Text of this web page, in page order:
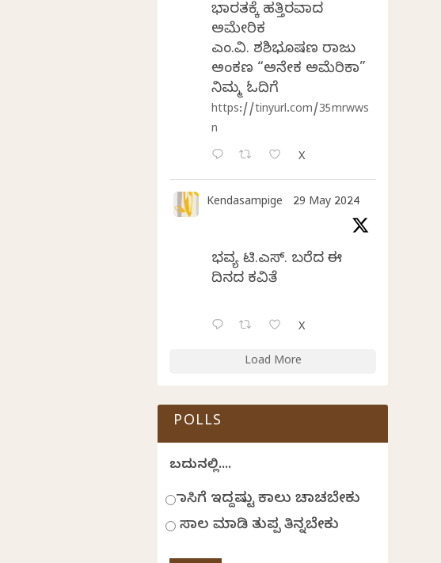
ಭಾರತಕ್ಕೆ ಹತ್ತಿರವಾದ
ಅಮೇರಿಕ
ಎಂ.ವಿ. ಶಶಿಭೂಷಣ ರಾಜು
ಅಂಕಣ “ಅನೇಕ ಅಮೆರಿಕಾ”
ನಿಮ್ಮ ಓದಿಗೆ
https://tinyurl.com/35mrwws
n
X
Kendasampige 29 May 2024
ಭವ್ಯ ಟಿ.ಎಸ್. ಬರೆದ ಈ
ದಿನದ ಕವಿತೆ
X
Load More
POLLS
ಬದುಕಿನಲ್ಲಿ....
ಹಾಸಿಗೆ ಇದ್ದಷ್ಟು ಕಾಲು ಚಾಚಬೇಕು
ಸಾಲ ಮಾಡಿ ತುಪ್ಪ ತಿನ್ನಬೇಕು